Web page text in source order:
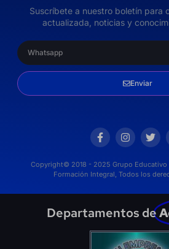
Suscríbete a nuestro boletín para
actualizada, noticias y
Enviar
Copyright© 2018 - 2025 Grupo Educativo
Formación Integral, Todos los
Departamentos de